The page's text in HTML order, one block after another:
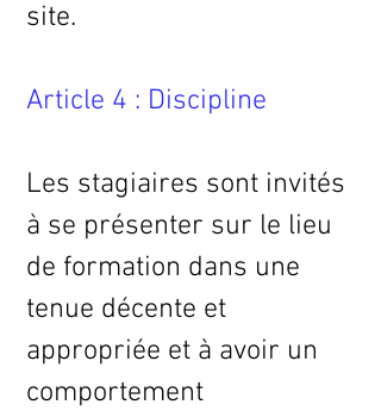
site.
Article 4 : Discipline
Les stagiaires sont invités
à se présenter sur le lieu
de formation dans une
tenue décente et
appropriée et à avoir un
comportement